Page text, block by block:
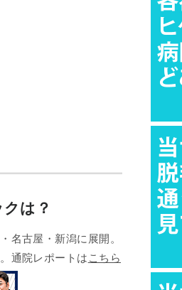
は？
古屋・新潟に展開。
通院レポートは こちら